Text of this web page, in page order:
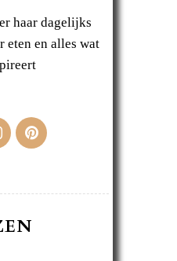
haar dagelijks
eten en alles wat